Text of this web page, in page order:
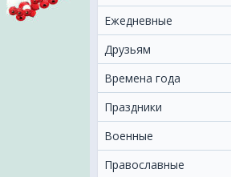
Ежeдневные
Друзьям
Времена года
Праздники
Военные
Православные